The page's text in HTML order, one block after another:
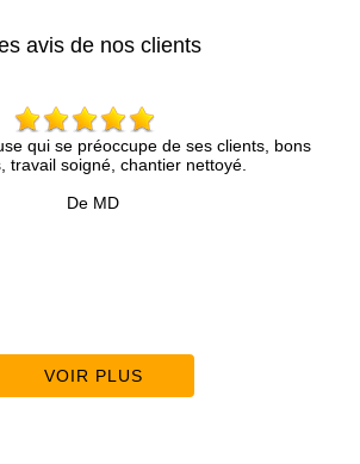
avis de nos clients
bons
Très bon conseil,
partie du travail fourni.Nous
VOIR PLUS